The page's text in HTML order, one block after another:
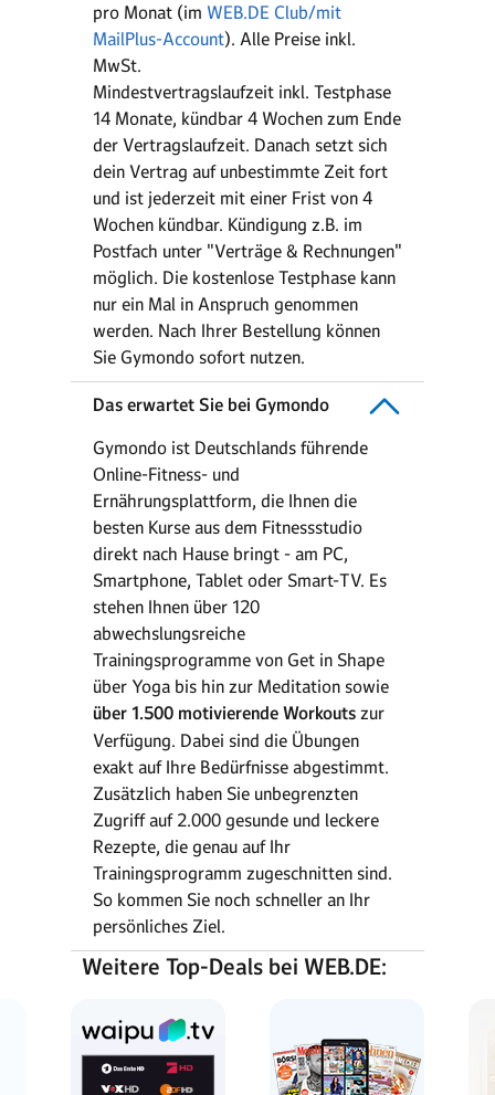
pro Monat (im WEB.DE Club/mit
MailPlus-Account). Alle Preise inkl.
MwSt.
Mindestvertragslaufzeit inkl. Testphase
14 Monate, kündbar 4 Wochen zum Ende
der Vertragslaufzeit. Danach setzt sich
dein Vertrag auf unbestimmte Zeit fort
und ist jederzeit mit einer Frist von 4
Wochen kündbar. Kündigung z.B. im
Postfach unter "Verträge & Rechnungen"
möglich. Die kostenlose Testphase kann
nur ein Mal in Anspruch genommen
werden. Nach Ihrer Bestellung können
Sie Gymondo sofort nutzen.
Das erwartet Sie bei Gymondo
Gymondo ist Deutschlands führende
Online-Fitness- und
Ernährungsplattform, die Ihnen die
besten Kurse aus dem Fitnessstudio
direkt nach Hause bringt - am PC,
Smartphone, Tablet oder Smart-TV. Es
stehen Ihnen über 120
abwechslungsreiche
Trainingsprogramme von Get in Shape
über Yoga bis hin zur Meditation sowie
über 1.500 motivierende Workouts zur
Verfügung. Dabei sind die Übungen
exakt auf Ihre Bedürfnisse abgestimmt.
Zusätzlich haben Sie unbegrenzten
Zugriff auf 2.000 gesunde und leckere
Rezepte, die genau auf Ihr
Trainingsprogramm zugeschnitten sind.
So kommen Sie noch schneller an Ihr
persönliches Ziel.
Weitere Top-Deals bei WEB.DE: